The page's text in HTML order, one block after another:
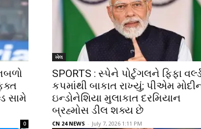
સામે
0
ખેલ
SPORTS : સ્પેને પોર્ટુગલને ફિફા
કપમાંથી બાકાત રાખ્યું; પીએમ
ઇન્ડોનેશિયા મુલાકાત દરમિયાન
બ્રહ્મોસ ડીલ શક્ય છે
CN 24 NEWS - July 7, 2026 1:11 PM